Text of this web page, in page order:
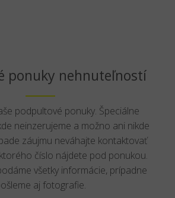
ponuky nehnuteľností
podpultové ponuky. Špeciálne
neinzerujeme a možno ani nikde
záujmu neváhajte kontaktovať
číslo nájdete pod ponukou.
všetky informácie, prípadne
aj fotografie.